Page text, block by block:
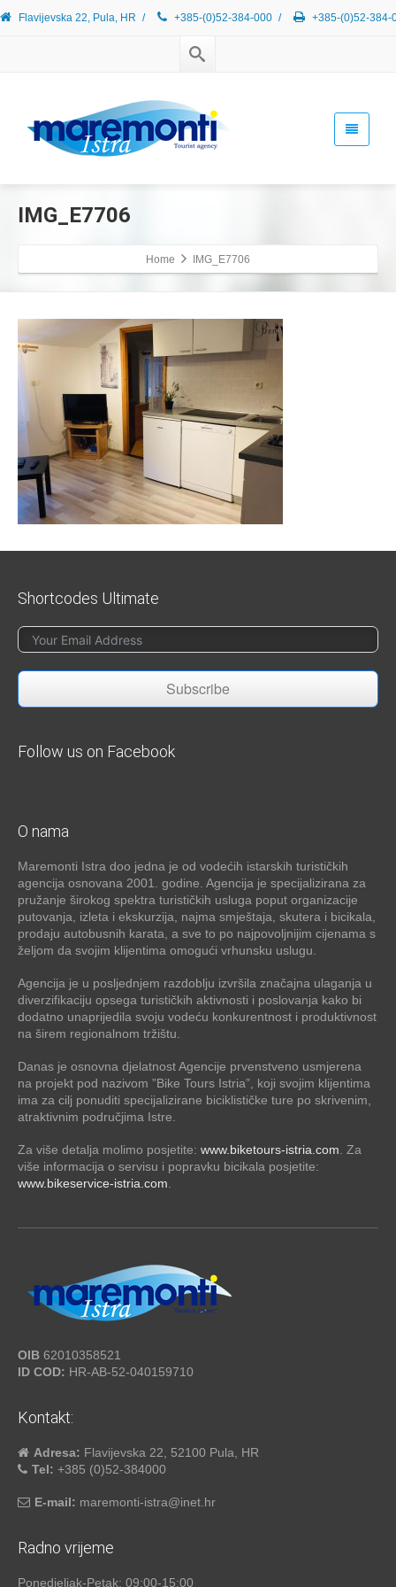
Flavijevska 22, Pula, HR / +385-(0)52-384-000 / +385-(0)52-
IMG_E7706
Home IMG_E7706
Shortcodes Ultimate
Subscribe
Follow us on Facebook
O nama
Maremonti Istra doo jedna je od vodećih istarskih turističkih
agencija osnovana 2001. godine. Agencija je specijalizirana za
pružanje širokog spektra turističkih usluga poput organizacije
putovanja, izleta i ekskurzija, najma smještaja, skutera i bicikala,
prodaju autobusnih karata, a sve to po najpovoljnijim cijenama s
željom da svojim klijentima omogući vrhunsku uslugu.
Agencija je u posljednjem razdoblju izvršila značajna ulaganja u
diverzifikaciju opsega turističkih aktivnosti i poslovanja kako bi
dodatno unaprijedila svoju vodeću konkurentnost i produktivnost
na širem regionalnom tržištu.
Danas je osnovna djelatnost Agencije prvenstveno usmjerena
na projekt pod nazivom ”Bike Tours Istria”, koji svojim klijentima
ima za cilj ponuditi specijalizirane biciklističke ture po skrivenim,
atraktivnim područjima Istre.
Za više detalja molimo posjetite: www.biketours-istria.com. Za
više informacija o servisu i popravku bicikala posjetite:
www.bikeservice-istria.com.
OIB 62010358521
ID COD: HR-AB-52-040159710
Kontakt:
Adresa: Flavijevska 22, 52100 Pula, HR
Tel: +385 (0)52-384000
E-mail: maremonti-istra@inet.hr
Radno vrijeme
Ponedjeljak-Petak: 09:00-15:00